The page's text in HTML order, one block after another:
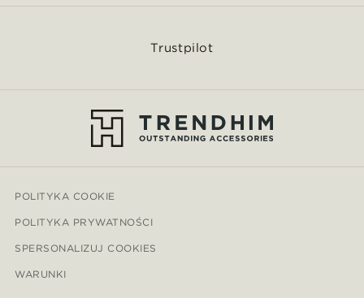
Trustpilot
POLITYKA COOKIE
POLITYKA PRYWATNOŚCI
SPERSONALIZUJ COOKIES
WARUNKI